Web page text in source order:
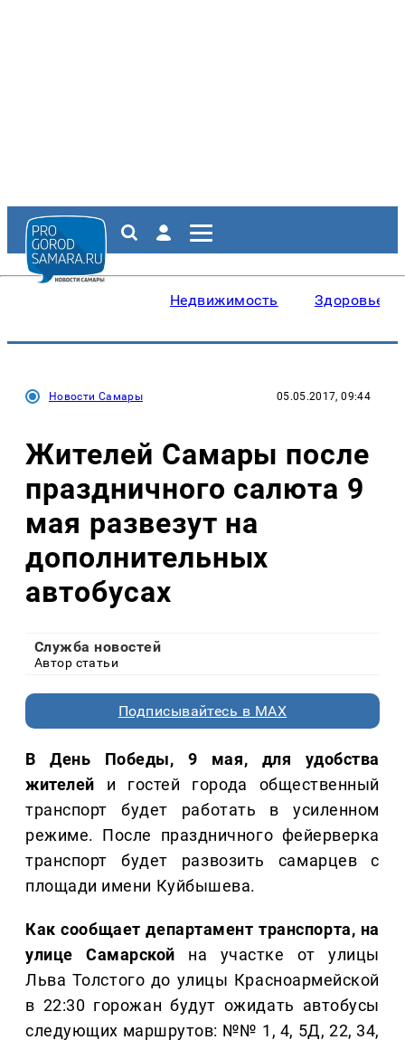
Недвижимость Здоровье
Новости Самары 05.05.2017, 09:44
Жителей Самары после
праздничного салюта 9
мая развезут на
дополнительных
автобусах
Служба новостей
Автор статьи
Подписывайтесь в MAX
В День Победы, 9 мая, для удобства
жителей и гостей города общественный
транспорт будет работать в усиленном
режиме. После праздничного фейерверка
транспорт будет развозить самарцев с
площади имени Куйбышева.
Как сообщает департамент транспорта, на
улице Самарской на участке от улицы
Льва Толстого до улицы Красноармейской
в 22:30 горожан будут ожидать автобусы
следующих маршрутов: №№ 1, 4, 5Д, 22, 34,